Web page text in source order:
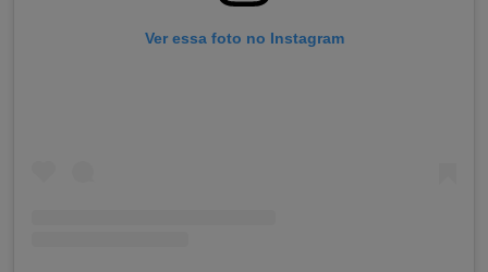
Ver essa foto no Instagram